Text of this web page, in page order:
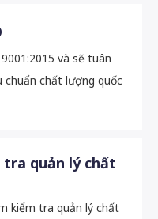
và sẽ tuân
chất lượng quốc
quản lý chất
kiểm tra quản lý chất